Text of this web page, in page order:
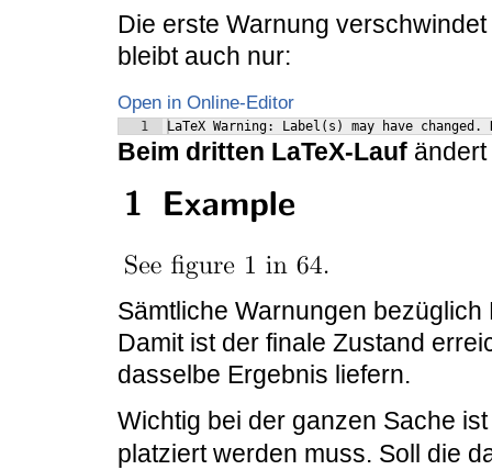
Die erste Warnung
bleibt auch nur:
Open in Online-Editor
1 LaTeX Warning: Label(s) may have
Beim dritten LaTeX-Lauf
Sämtliche Warnungen
Damit ist der finale Zustand
dasselbe Ergebnis liefern.
Wichtig bei der ganzen Sache
platziert werden muss. Soll die